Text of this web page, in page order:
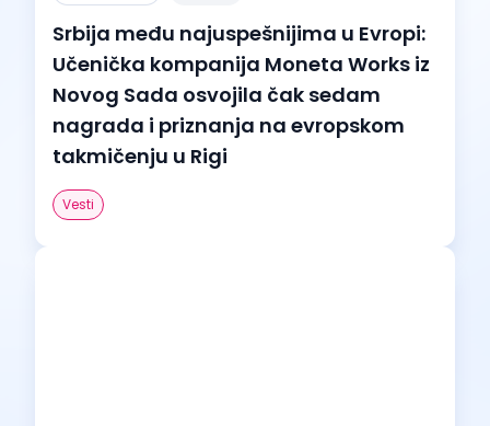
Srbija među najuspešnijima u Evropi:
Učenička kompanija Moneta Works iz
Novog Sada osvojila čak sedam
nagrada i priznanja na evropskom
takmičenju u Rigi
Vesti